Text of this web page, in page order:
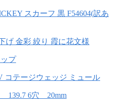
スカーフ 黒 F54604(訳あ
げ 金彩 絞り 霞に花文様
プ
コテージウェッジ ミュール
139.7 6穴 20mm